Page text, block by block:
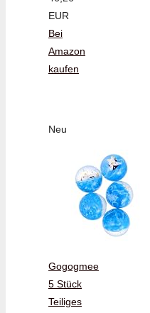
EUR
Bei
Amazon
kaufen
Neu
Gogogmee
5 Stück
Teiliges